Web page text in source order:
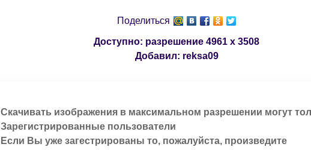
Поделиться
Доступно: разрешение 4961 x 3508
Добавил: reksa09
Скачивать изображения в максимальном разрешении могут
Зарегистрированные пользователи
Если Вы уже загестрированы то, пожалуйста, произведите